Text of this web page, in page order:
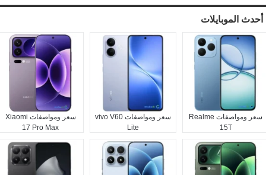
أحدث الموبايلات
سعر ومواصفات Realme
15T
سعر ومواصفات vivo V60
Lite
سعر ومواصفات Xiaomi
17 Pro Max